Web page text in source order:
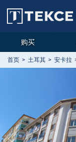
首页 土耳其 安卡拉
购买